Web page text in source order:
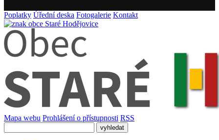
Poplatky Úřední deska Fotogalerie Kontakt
Mapa webu Prohlášení o přístupnosti RSS